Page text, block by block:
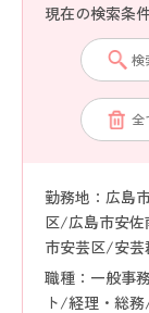
現在の検索条
検
全
勤務地：広島
区/広島市安
市安芸区/安
職種：一般事
ト/経理・総